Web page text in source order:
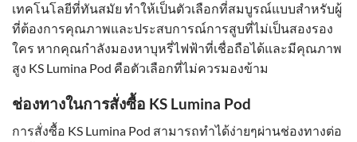
เทคโนโลยีที่ทันสมัย ทำให้เป็นตัวเลือกที่สมบูรณ์แบบสำหรับผู้
ที่ต้องการคุณภาพและประสบการณ์การสูบที่ไม่เป็นสองรอง
ใคร หากคุณกำลังมองหาบุหรี่ไฟฟ้าที่เชื่อถือได้และมีคุณภาพ
สูง KS Lumina Pod คือตัวเลือกที่ไม่ควรมองข้าม
ช่องทางในการสั่งซื้อ KS Lumina Pod
การสั่งซื้อ KS Lumina Pod สามารถทำได้ง่ายๆผ่านช่องทางต่อ